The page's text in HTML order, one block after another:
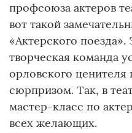
профсоюза актеров
вот такой
«Актерского поезда».
творческая команда
орловского ценителя
сюрпризом. Так, в
мастер-класс по
всех желающих.